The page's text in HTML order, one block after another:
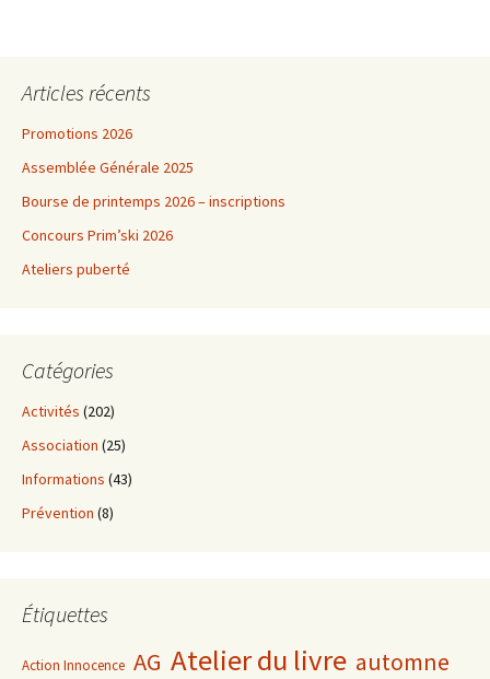
Articles récents
Promotions 2026
Assemblée Générale 2025
Bourse de printemps 2026 – inscriptions
Concours Prim’ski 2026
Ateliers puberté
Catégories
Activités (202)
Association (25)
Informations (43)
Prévention (8)
Étiquettes
Action Innocence AG Atelier du livre automne